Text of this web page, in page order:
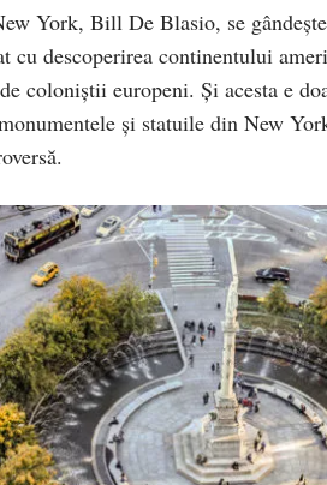
York, Bill De Blasio, se
cu descoperirea continentului
coloniștii europeni. Și acesta e
și statuile din New